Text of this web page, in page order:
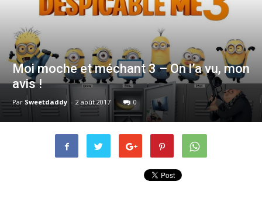
Moi moche et méchant 3 – On l’a vu, mon
avis !
Par Sweetdaddy - 2 août 2017 0